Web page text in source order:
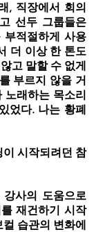
, 직장에서 회의
선두 그룹들은
부적절하게 사용
더 이상 한 톤도
고 말할 수 없게
부르지 않을 거
노래하는 목소리
었다. 나는 황폐
이 시작되려던 참
사의 도움으로
재건하기 시작
습관의 변화에